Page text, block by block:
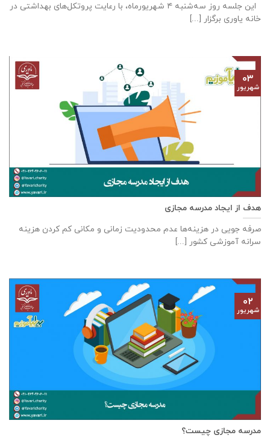
این جلسه روز سه‌‌شنبه ٤ شهریورماه، با رعایت پروتکل‌های بهداشتی در
خانه ياوری برگزار [...]
هدف از ايجاد مدرسه مجازی
صرفه جويی در هزينه‌ها عدم محدوديت زمانی و مكانی كم كردن هزينه
سرانه آموزشی كشور [...]
۰۳
شهریور
مدرسه مجازی چیست؟
۰۲
شهریور